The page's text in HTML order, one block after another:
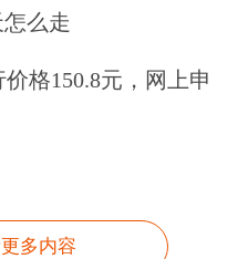
么走
格150.8元，网上申
多内容